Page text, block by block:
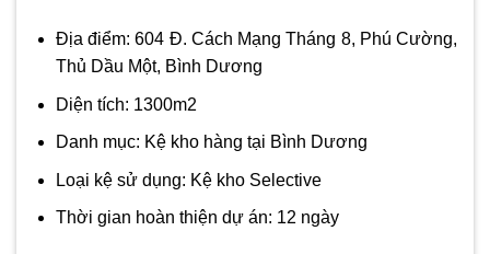
Địa điểm: 604 Đ. Cách Mạng Tháng 8, Phú Cường,
Thủ Dầu Một, Bình Dương
Diện tích: 1300m2
Danh mục: Kệ kho hàng tại Bình Dương
Loại kệ sử dụng: Kệ kho Selective
Thời gian hoàn thiện dự án: 12 ngày